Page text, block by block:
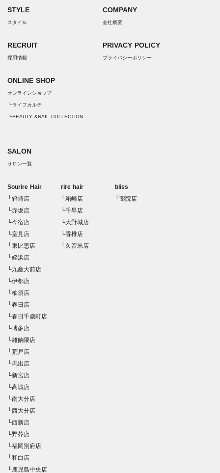
STYLE
スタイル
RECRUIT
採用情報
ONLINE SHOP
オンラインショップ
┗ライフカルテ
┗BEAUTY &NAIL COLLECTION
COMPANY
会社概要
PRIVACY POLICY
プライバシーポリシー
SALON
サロン一覧
Sourire Hair
└箱崎店
└赤坂店
└今宿店
└室見店
└東比恵店
└姪浜店
└九産大前店
└伊都店
└柚須店
└春日店
└春日千歳町店
└博多店
└雑餉隈店
└荒戸店
└馬出店
└新宮店
└高城店
└南大分店
└西大分店
└西新店
└野芥店
└福岡別府店
└和白店
└鹿児島中央店
rire hair
└箱崎店
└千早店
└大野城店
└香椎店
└久留米店
bliss
└薬院店